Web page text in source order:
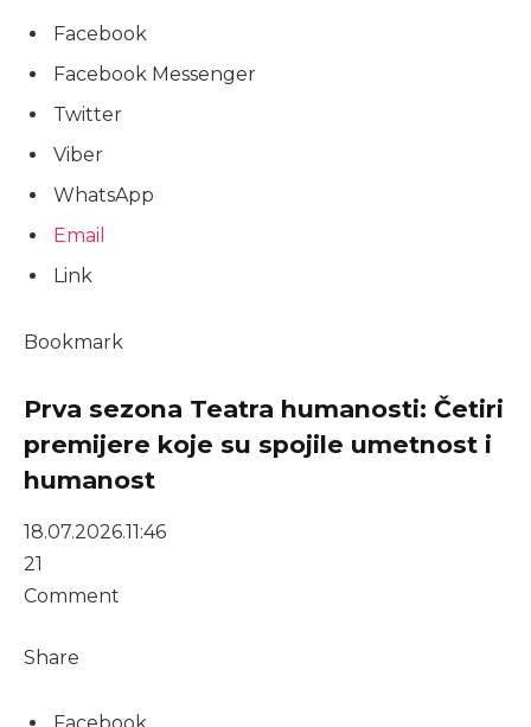
Facebook
Facebook Messenger
Twitter
Viber
WhatsApp
Email
Link
Bookmark
Prva sezona Teatra humanosti: Četiri
premijere koje su spojile umetnost i
humanost
18.07.2026.11:46
21
Comment
Share